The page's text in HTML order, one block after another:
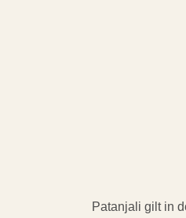
Patanjali gilt in